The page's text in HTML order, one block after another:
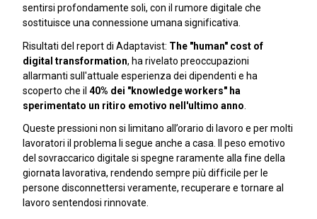
sentirsi profondamente soli, con il rumore digitale che
sostituisce una connessione umana significativa.
Risultati del report di Adaptavist: The "human" cost of
digital transformation, ha rivelato preoccupazioni
allarmanti sull'attuale esperienza dei dipendenti e ha
scoperto che il 40% dei "knowledge workers" ha
sperimentato un ritiro emotivo nell'ultimo anno
Queste pressioni non si limitano all’orario di lavoro e per molti
lavoratori il problema li segue anche a casa. Il peso emotivo
del sovraccarico digitale si spegne raramente alla fine della
giornata lavorativa, rendendo sempre più difficile per le
persone disconnettersi veramente, recuperare e tornare al
lavoro sentendosi rinnovate.